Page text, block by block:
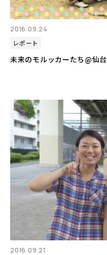
2016.09.24
レポート
未来のモルッカーたち@仙台
2016.09.21